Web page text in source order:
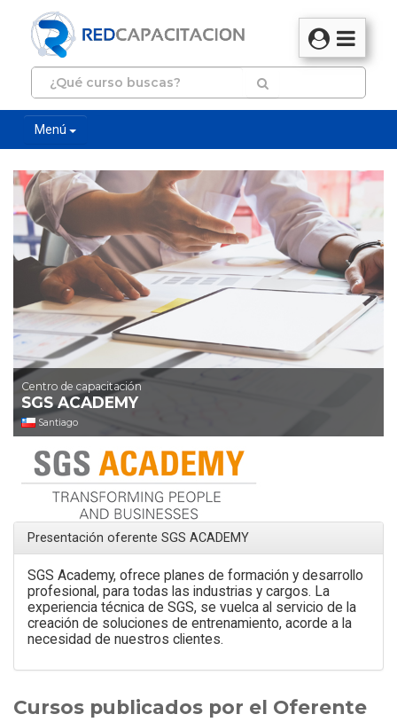
Menú
Centro de capacitación
SGS ACADEMY
Santiago
Presentación oferente SGS ACADEMY
SGS Academy, ofrece planes de formación y desarrollo
profesional, para todas las industrias y cargos. La
experiencia técnica de SGS, se vuelca al servicio de la
creación de soluciones de entrenamiento, acorde a la
necesidad de nuestros clientes.
Cursos publicados por el Oferente